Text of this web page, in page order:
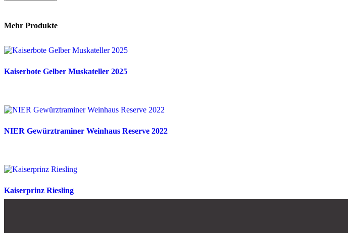
Mehr Produkte
Kaiserbote Gelber Muskateller 2025
NIER Gewürztraminer Weinhaus Reserve 2022
Kaiserprinz Riesling